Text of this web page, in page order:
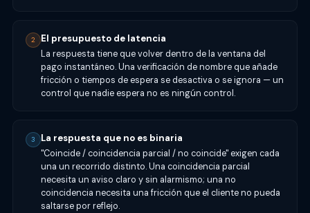
2
El presupuesto de latencia
La respuesta tiene que volver dentro de la ventana del
pago instantáneo. Una verificación de nombre que añade
fricción o tiempos de espera se desactiva o se ignora — un
control que nadie espera no es ningún control.
3
La respuesta que no es binaria
"Coincide / coincidencia parcial / no coincide" exigen cada
una un recorrido distinto. Una coincidencia parcial
necesita un aviso claro y sin alarmismo; una no
coincidencia necesita una fricción que el cliente no pueda
saltarse por reflejo.